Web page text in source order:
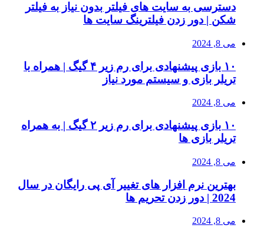
دسترسی به سایت های فیلتر بدون نیاز به فیلتر
شکن | دور زدن فیلترینگ سایت ها
می 8, 2024
۱۰ بازی پیشنهادی برای رم زیر ۴ گیگ | همراه با
تریلر بازی و سیستم مورد نیاز
می 8, 2024
۱۰ بازی پیشنهادی برای رم زیر ۲ گیگ | به همراه
تریلر بازی ها
می 8, 2024
بهترین نرم افزار های تغییر آی پی رایگان در سال
2024 | دور زدن تحریم ها
می 8, 2024